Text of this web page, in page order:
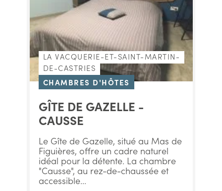
LA VACQUERIE-ET-SAINT-MARTIN-
DE-CASTRIES
CHAMBRES D'HÔTES
GÎTE DE GAZELLE -
CAUSSE
Le Gîte de Gazelle, situé au Mas de
Figuières, offre un cadre naturel
idéal pour la détente. La chambre
"Causse", au rez-de-chaussée et
accessible...